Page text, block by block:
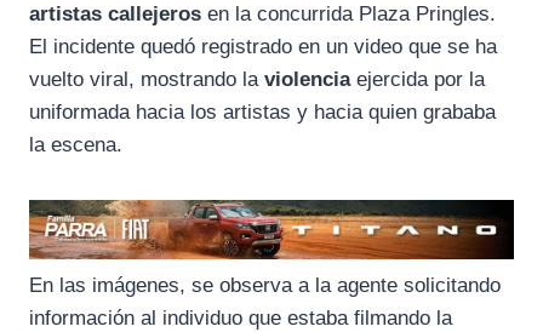
artistas callejeros en la concurrida Plaza Pringles.
El incidente quedó registrado en un video que se ha
vuelto viral, mostrando la violenciaejercida por la
uniformada hacia los artistas y hacia quien grababa
la escena.
En las imágenes, se observa a la agente solicitando
información al individuo que estaba filmando la